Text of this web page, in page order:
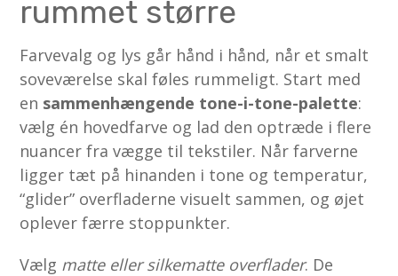
rummet større
Farvevalg og lys går hånd i hånd, når et smalt
soveværelse skal føles rummeligt. Start med
en sammenhængende tone-i-tone-palette:
vælg én hovedfarve og lad den optræde i flere
nuancer fra vægge til tekstiler. Når farverne
ligger tæt på hinanden i tone og temperatur,
“glider” overfladerne visuelt sammen, og øjet
oplever færre stoppunkter.
Vælg matte eller silkematte overflader. De